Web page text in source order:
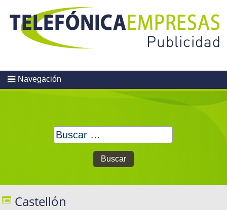
content
Navegación
Buscar:
Castellón